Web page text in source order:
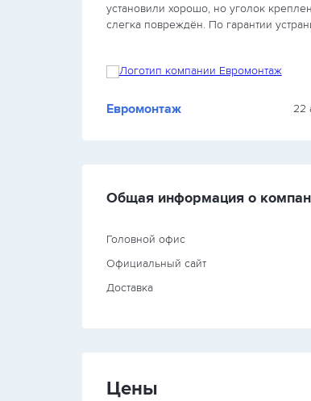
установили хорошо, но уголок
слегка повреждён. По гарантии
Евромонтаж 22
Общая информация о
Головной офис
Официальный сайт
Доставка
Цены